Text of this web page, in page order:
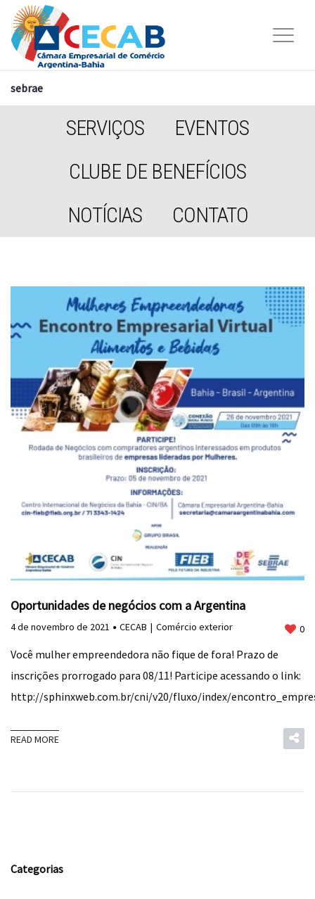
sebrae
SERVIÇOS
EVENTOS
CLUBE DE BENEFÍCIOS
NOTÍCIAS
CONTATO
Oportunidades de negócios com a Argentina
4 de novembro de 2021 CECAB Comércio exterior 0
Você mulher empreendedora não fique de fora! Prazo de
inscrições prorrogado para 08/11! Participe acessando o link:
http://sphinxweb.com.br/cni/v20/fluxo/index/
READ MORE
Categorias